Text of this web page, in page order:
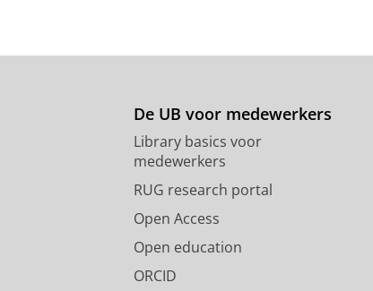
De UB voor medewerkers
Library basics voor
medewerkers
RUG research portal
Open Access
Open education
ORCID